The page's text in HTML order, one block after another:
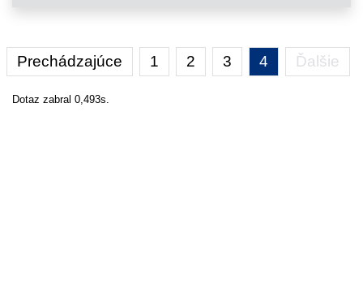
Prechádzajúce 1 2 3 4 Ďalšie
Dotaz zabral 0,493s.